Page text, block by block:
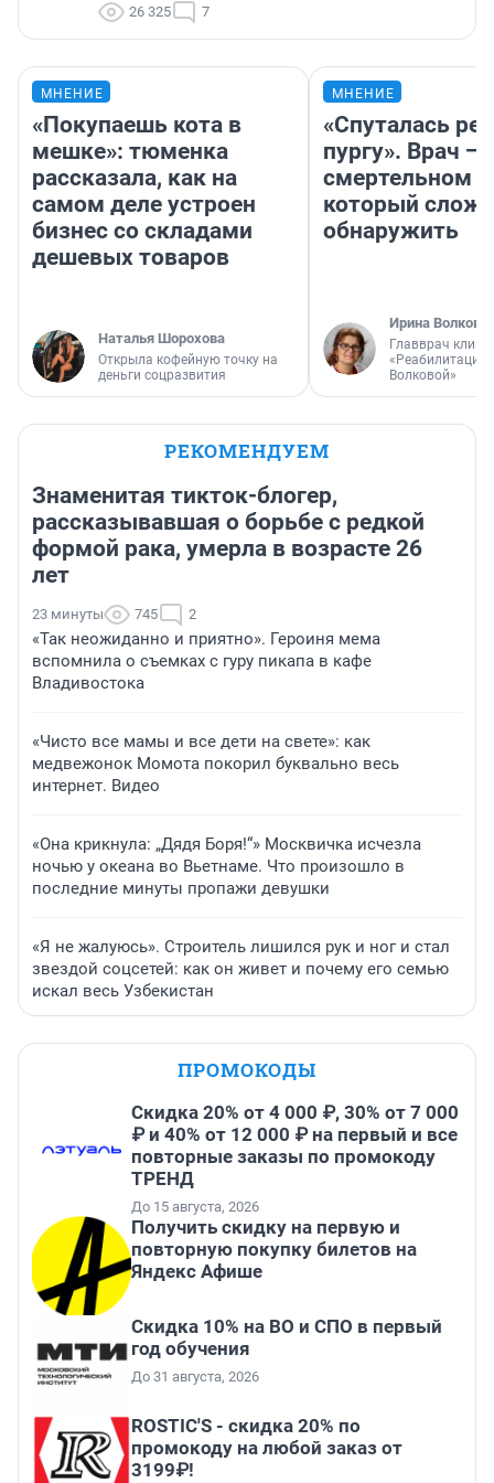
26 325 7
МНЕНИЕ
«Покупаешь кота в
мешке»: тюменка
рассказала, как на
самом деле устроен
бизнес со складами
дешевых товаров
Наталья Шорохова
Открыла кофейную точку на
деньги соцразвития
МНЕНИЕ
«Спуталась
пургу». Врач —
смертельном
который
обнаружить
Ирина Волкова
Главврач
«Реабилитация
Волковой»
РЕКОМЕНДУЕМ
Знаменитая тикток-блогер,
рассказывавшая о борьбе с редкой
формой рака, умерла в возрасте 26
лет
23 минуты 745 2
«Так неожиданно и приятно». Героиня мема
вспомнила о съемках с гуру пикапа в кафе
Владивостока
«Чисто все мамы и все дети на свете»: как
медвежонок Момота покорил буквально весь
интернет. Видео
«Она крикнула: „Дядя Боря!“» Москвичка исчезла
ночью у океана во Вьетнаме. Что произошло в
последние минуты пропажи девушки
«Я не жалуюсь». Строитель лишился рук и ног и стал
звездой соцсетей: как он живет и почему его семью
искал весь Узбекистан
ПРОМОКОДЫ
Скидка 20% от 4 000 ₽, 30% от 7 000
₽ и 40% от 12 000 ₽ на первый и все
повторные заказы по промокоду
ТРЕНД
До 15 августа, 2026
Получить скидку на первую и
повторную покупку билетов на
Яндекс Афише
Скидка 10% на ВО и СПО в первый
год обучения
До 31 августа, 2026
ROSTIC'S - скидка 20% по
промокоду на любой заказ от
3199₽!